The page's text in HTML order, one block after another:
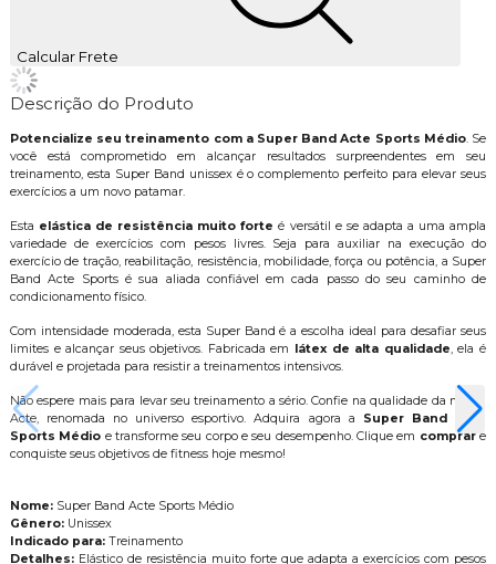
Calcular Frete
Descrição do Produto
Potencialize seu treinamento com a Super Band Acte Sports Médio. Se
você está comprometido em alcançar resultados surpreendentes em seu
treinamento, esta Super Band unissex é o complemento perfeito para elevar seus
exercícios a um novo patamar.
Esta elástica de resistência muito forte é versátil e se adapta a uma ampla
variedade de exercícios com pesos livres. Seja para auxiliar na execução do
exercício de tração, reabilitação, resistência, mobilidade, força ou potência, a Super
Band Acte Sports é sua aliada confiável em cada passo do seu caminho de
condicionamento físico.
Com intensidade moderada, esta Super Band é a escolha ideal para desafiar seus
limites e alcançar seus objetivos. Fabricada em
látex de alta qualidade, ela é
durável e projetada para resistir a treinamentos intensivos.
Não espere mais para levar seu treinamento a sério. Confie na qualidade da marca
Acte, renomada no universo esportivo. Adquira agora a Super Band Acte
Sports Médio e transforme seu corpo e seu desempenho. Clique em comprare
conquiste seus objetivos de fitness hoje mesmo!
Nome: Super Band Acte Sports Médio
Gênero: Unissex
Indicado para: Treinamento
Detalhes: Elástico de resistência muito forte que adapta a exercícios com pesos